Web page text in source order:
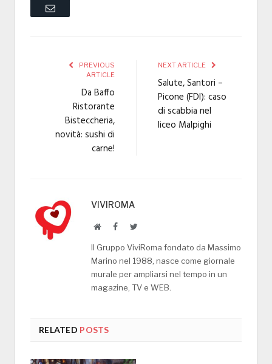
Email
PREVIOUS
ARTICLE
Da Baffo
Ristorante
Bisteccheria,
novità: sushi di
carne!
NEXT ARTICLE
Salute, Santori –
Picone (FDI): caso
di scabbia nel
liceo Malpighi
VIVIROMA
WebsiteFacebookTwitter
Il Gruppo ViviRoma fondato da Massimo
Marino nel 1988, nasce come giornale
murale per ampliarsi nel tempo in un
magazine, TV e WEB.
RELATED POSTS